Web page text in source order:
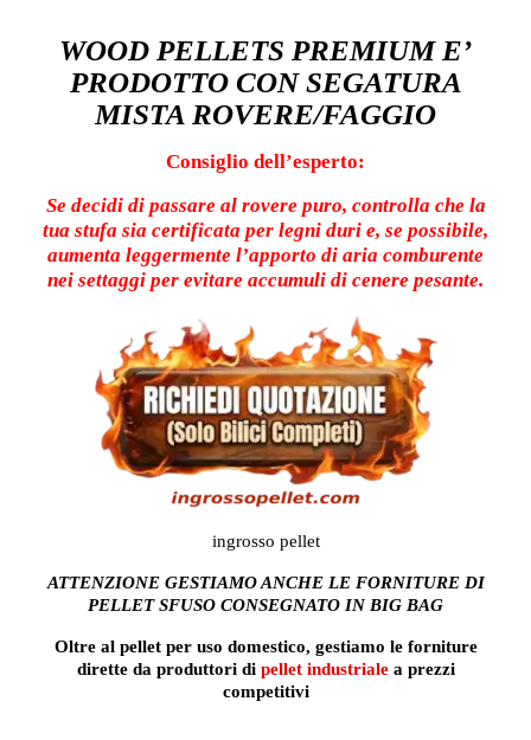
WOOD PELLETS PREMIUM E’
PRODOTTO CON SEGATURA
MISTA ROVERE/FAGGIO
Consiglio dell’esperto:
Se decidi di passare al rovere puro, controlla che la
tua stufa sia certificata per legni duri e, se possibile,
aumenta leggermente l’apporto di aria comburente
nei settaggi per evitare accumuli di cenere pesante.
ingrosso pellet
ATTENZIONE GESTIAMO ANCHE LE FORNITURE DI
PELLET SFUSO CONSEGNATO IN BIG BAG
Oltre al pellet per uso domestico, gestiamo le forniture
dirette da produttori di pellet industrialea prezzi
competitivi